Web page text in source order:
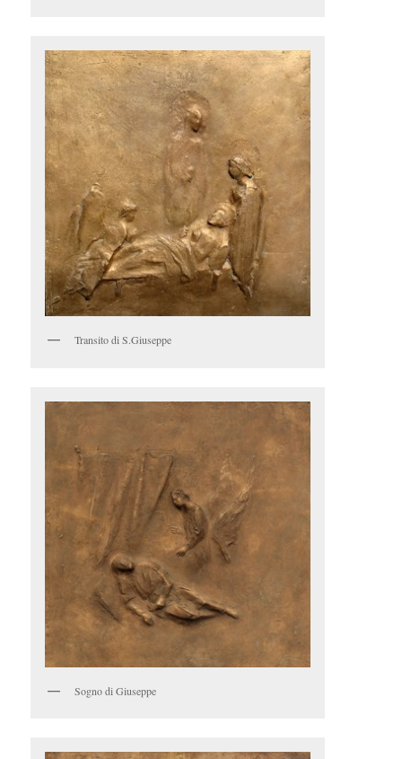
Transito di S.Giuseppe
Sogno di Giuseppe